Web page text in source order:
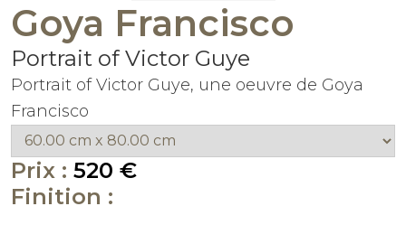
Goya Francisco
Portrait of Victor Guye
Portrait of Victor Guye, une oeuvre de Goya
Francisco
Prix : 520 €
Finition :